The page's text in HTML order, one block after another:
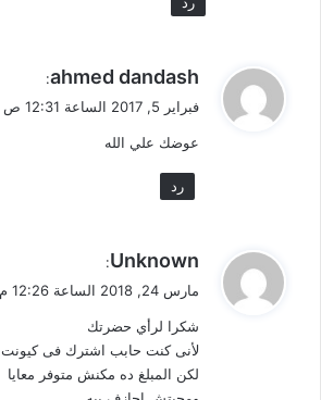
ي
ل
ahmed dandash
:
فبراير 5, 2017 الساعة 12:31 ص
عوضك علي الله
رد
ي
ل
Unknown
:
مارس 24, 2018 الساعة 12:26 م
شكرا لرأي حضرتك
لأنى كنت حابب اشترك فى كيونت
لكن المبلغ ده مكنش متوفر معايا